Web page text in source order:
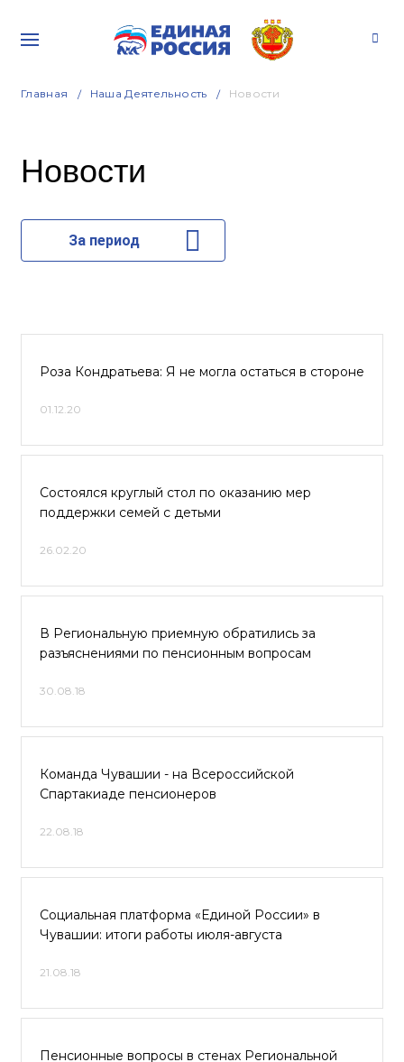
Главная Наша Деятельность Новости
Новости
За период
Роза Кондратьева: Я не могла остаться в стороне
01.12.20
Состоялся круглый стол по оказанию мер
поддержки семей с детьми
26.02.20
В Региональную приемную обратились за
разъяснениями по пенсионным вопросам
30.08.18
Команда Чувашии - на Всероссийской
Спартакиаде пенсионеров
22.08.18
Социальная платформа «Единой России» в
Чувашии: итоги работы июля-августа
21.08.18
Пенсионные вопросы в стенах Региональной